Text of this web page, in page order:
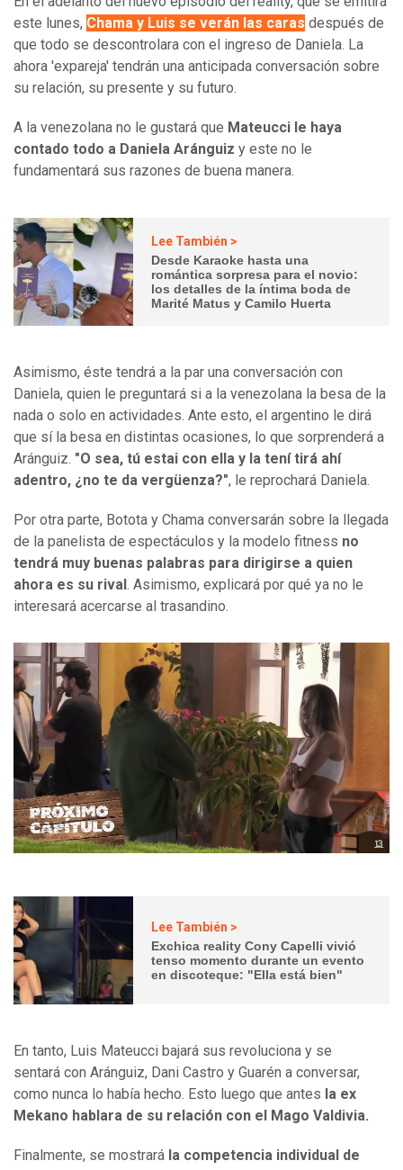
este lunes, Chama y Luis se verán las caras después de
que todo se descontrolara con el ingreso de Daniela. La
ahora 'expareja' tendrán una anticipada conversación sobre
su relación, su presente y su futuro.
A la venezolana no le gustará que Mateucci le haya
contado todo a Daniela Aránguiz y este no le
fundamentará sus razones de buena manera.
Lee También >
Desde Karaoke hasta una
romántica sorpresa para el novio:
los detalles de la íntima boda de
Marité Matus y Camilo Huerta
Asimismo, éste tendrá a la par una conversación con
Daniela, quien le preguntará si a la venezolana la besa de la
nada o solo en actividades. Ante esto, el argentino le dirá
que sí la besa en distintas ocasiones, lo que sorprenderá a
Aránguiz. "O sea, tú estai con ella y la tení tirá ahí
adentro, ¿no te da vergüenza?", le reprochará Daniela.
Por otra parte, Botota y Chama conversarán sobre la llegada
de la panelista de espectáculos y la modelo fitness no
tendrá muy buenas palabras para dirigirse a quien
ahora es su rival. Asimismo, explicará por qué ya no le
interesará acercarse al trasandino.
Lee También >
Exchica reality Cony Capelli vivió
tenso momento durante un evento
en discoteque: "Ella está bien"
En tanto, Luis Mateucci bajará sus revoluciona y se
sentará con Aránguiz, Dani Castro y Guarén a conversar,
como nunca lo había hecho. Esto luego que antes la ex
Mekano hablara de su relación con el Mago Valdivia.
Finalmente, se mostrará la competencia individual de